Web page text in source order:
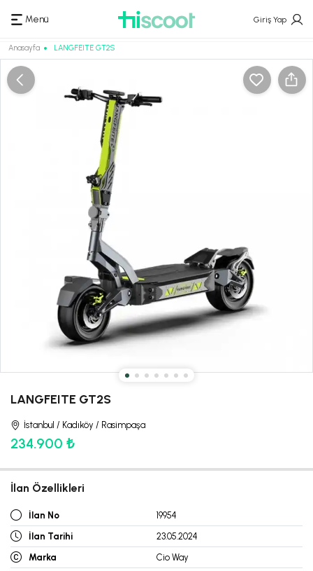
Menü Giriş Yap
Anasayfa LANGFEITE GT2S
LANGFEITE GT2S
İstanbul / Kadıköy / Rasimpaşa
234.900 ₺
İlan Özellikleri
İlan No
19954
İlan Tarihi
23.05.2024
Marka
Cio Way